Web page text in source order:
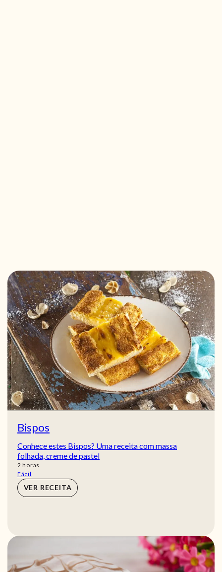
Bispos
Conhece estes Bispos? Uma receita com massa
folhada, creme de pastel
2 horas
horas
Fácil
VER RECEITA